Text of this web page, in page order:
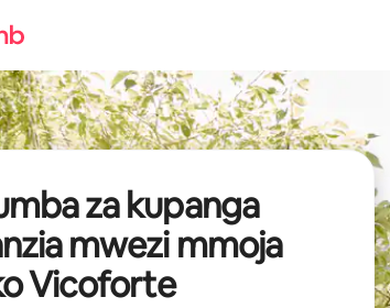
za kupanga
mwezi mmoja
Vicoforte